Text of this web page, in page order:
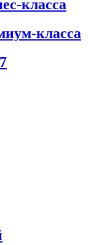
класса
класса